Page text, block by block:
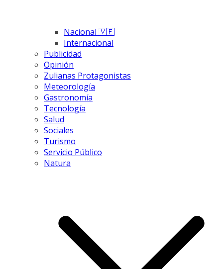
Nacional 🇻🇪
Internacional
Publicidad
Opinión
Zulianas Protagonistas
Meteorología
Gastronomía
Tecnología
Salud
Sociales
Turismo
Servicio Público
Natura